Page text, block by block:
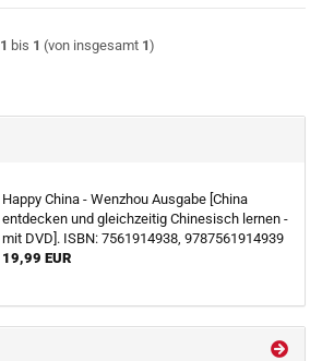
1 bis 1 (von insgesamt 1)
Happy China - Wenzhou Ausgabe [China
entdecken und gleichzeitig Chinesisch lernen -
mit DVD]. ISBN: 7561914938, 9787561914939
19,99 EUR